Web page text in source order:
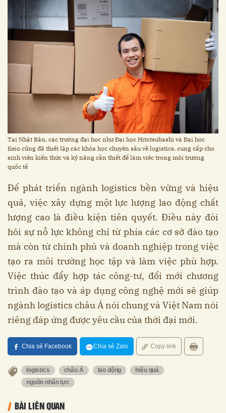
Tại Nhật Bản, các trường đại học như Đại học Hitotsubashi và Đại học
Keio cũng đã thiết lập các khóa học chuyên sâu về logistics, cung cấp cho
sinh viên kiến thức và kỹ năng cần thiết để làm việc trong môi trường
quốc tế
Để phát triển ngành logistics bền vững và hiệu
quả, việc xây dựng một lực lượng lao động chất
lượng cao là điều kiện tiên quyết. Điều này đòi
hỏi sự nỗ lực không chỉ từ phía các cơ sở đào tạo
mà còn từ chính phủ và doanh nghiệp trong việc
tạo ra môi trường học tập và làm việc phù hợp.
Việc thúc đẩy hợp tác công-tư, đổi mới chương
trình đào tạo và áp dụng công nghệ mới sẽ giúp
ngành logistics châu Á nói chung và Việt Nam nói
riêng đáp ứng được yêu cầu của thời đại mới.
Chia sẻ Facebook Chia sẻ Zalo Copy link
logistics châu Á lao động
hiệu quả
nguồn nhân lực
BÀI LIÊN QUAN